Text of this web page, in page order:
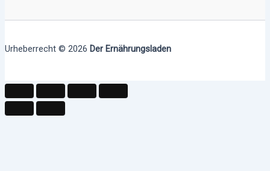
Urheberrecht © 2026 Der Ernährungsladen